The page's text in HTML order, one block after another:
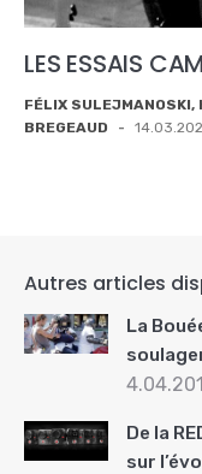
LES ESSAIS
FÉLIX SULEJMANOSKI,
BREGEAUD
-
Autres articles
La
De la
sur